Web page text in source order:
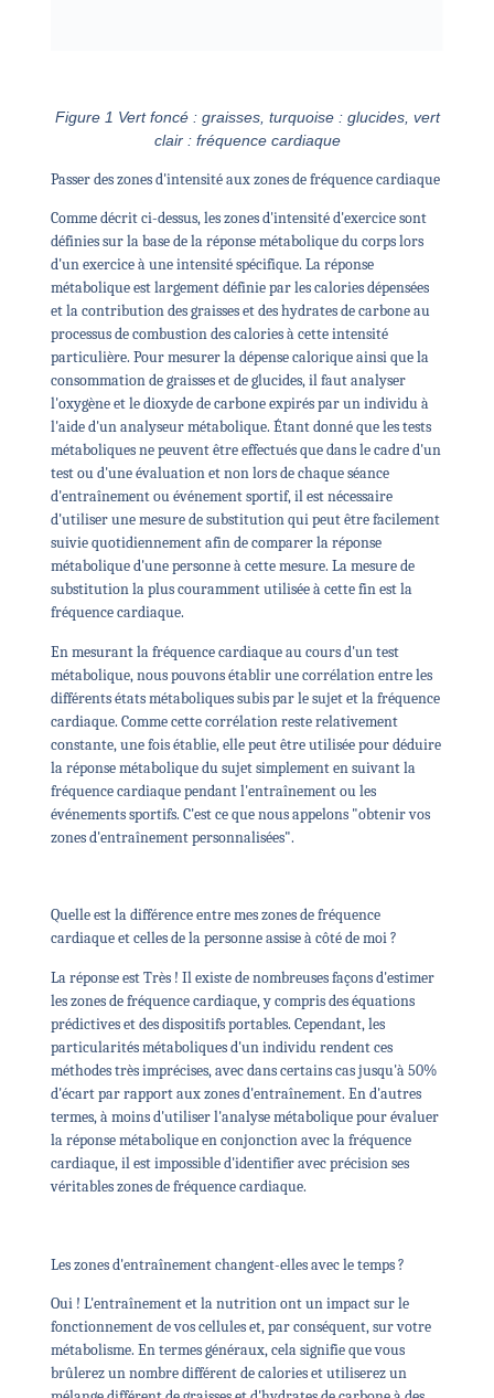
Figure 1 Vert foncé : graisses, turquoise : glucides, vert
clair : fréquence cardiaque
Passer des zones d'intensité aux zones de fréquence cardiaque
Comme décrit ci-dessus, les zones d'intensité d'exercice sont
définies sur la base de la réponse métabolique du corps lors
d'un exercice à une intensité spécifique. La réponse
métabolique est largement définie par les calories dépensées
et la contribution des graisses et des hydrates de carbone au
processus de combustion des calories à cette intensité
particulière. Pour mesurer la dépense calorique ainsi que la
consommation de graisses et de glucides, il faut analyser
l'oxygène et le dioxyde de carbone expirés par un individu à
l'aide d'un analyseur métabolique. Étant donné que les tests
métaboliques ne peuvent être effectués que dans le cadre d'un
test ou d'une évaluation et non lors de chaque séance
d'entraînement ou événement sportif, il est nécessaire
d'utiliser une mesure de substitution qui peut être facilement
suivie quotidiennement afin de comparer la réponse
métabolique d'une personne à cette mesure. La mesure de
substitution la plus couramment utilisée à cette fin est la
fréquence cardiaque.
En mesurant la fréquence cardiaque au cours d'un test
métabolique, nous pouvons établir une corrélation entre les
différents états métaboliques subis par le sujet et la fréquence
cardiaque. Comme cette corrélation reste relativement
constante, une fois établie, elle peut être utilisée pour déduire
la réponse métabolique du sujet simplement en suivant la
fréquence cardiaque pendant l'entraînement ou les
événements sportifs. C'est ce que nous appelons "obtenir vos
zones d'entraînement personnalisées".
Quelle est la différence entre mes zones de fréquence
cardiaque et celles de la personne assise à côté de moi ?
La réponse est Très ! Il existe de nombreuses façons d'estimer
les zones de fréquence cardiaque, y compris des équations
prédictives et des dispositifs portables. Cependant, les
particularités métaboliques d'un individu rendent ces
méthodes très imprécises, avec dans certains cas jusqu'à 50%
d'écart par rapport aux zones d'entraînement. En d'autres
termes, à moins d'utiliser l'analyse métabolique pour évaluer
la réponse métabolique en conjonction avec la fréquence
cardiaque, il est impossible d'identifier avec précision ses
véritables zones de fréquence cardiaque.
Les zones d'entraînement changent-elles avec le temps ?
Oui ! L'entraînement et la nutrition ont un impact sur le
fonctionnement de vos cellules et, par conséquent, sur votre
métabolisme. En termes généraux, cela signifie que vous
brûlerez un nombre différent de calories et utiliserez un